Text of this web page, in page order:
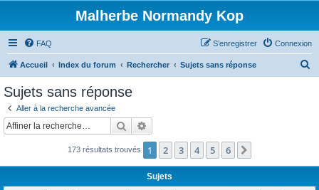
Malherbe Normandy Kop
FAQ Connexion
S’enregistrer
Accueil Index du forum Rechercher Sujets sans réponse
c
Sujets sans réponse
Aller à la recherche avancée
Rechercher
173 résultats trouvés 1 2 3 4 5 6
Sujets